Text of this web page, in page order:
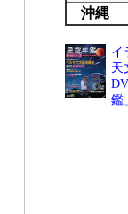
沖縄
イ
天
鑑